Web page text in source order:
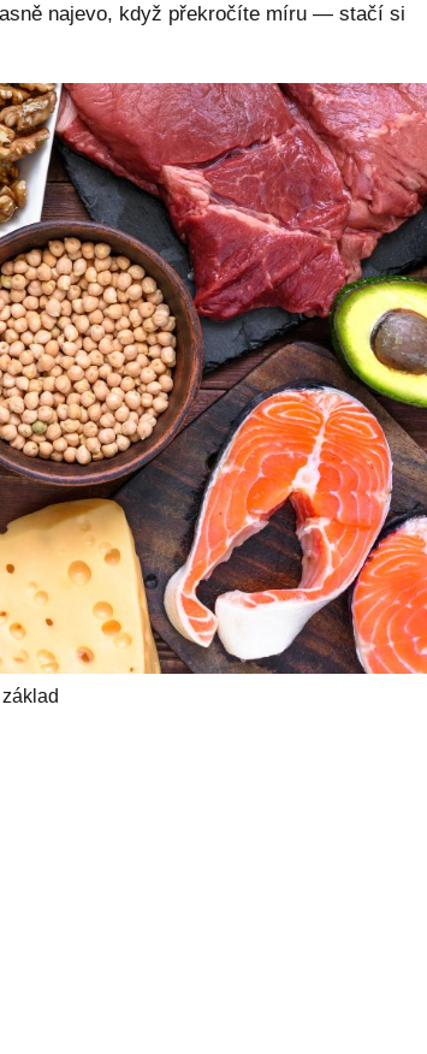
najevo, když překročíte míru — stačí si